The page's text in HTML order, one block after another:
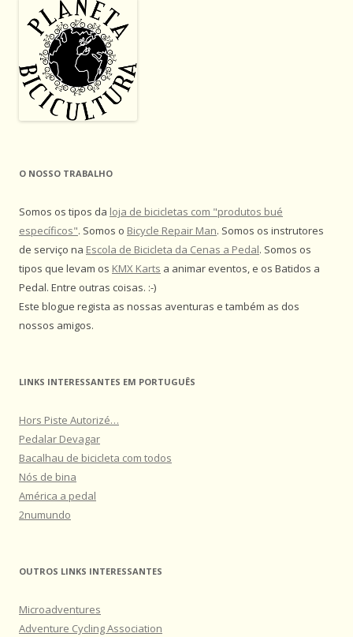
O NOSSO TRABALHO
Somos os tipos da loja de bicicletas com "produtos bué
específicos". Somos o Bicycle Repair Man. Somos os instrutores
de serviço na Escola de Bicicleta da Cenas a Pedal. Somos os
tipos que levam os KMX Karts a animar eventos, e os Batidos a
Pedal. Entre outras coisas. :-)
Este blogue regista as nossas aventuras e também as dos
nossos amigos.
LINKS INTERESSANTES EM PORTUGUÊS
Hors Piste Autorizé…
Pedalar Devagar
Bacalhau de bicicleta com todos
Nós de bina
América a pedal
2numundo
OUTROS LINKS INTERESSANTES
Microadventures
Adventure Cycling Association